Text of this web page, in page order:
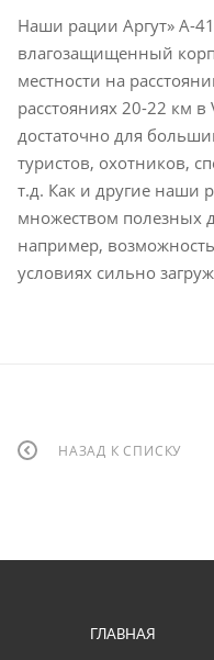
Наши рации Аргут» А-
влагозащищенный
местности на
расстояниях 20-22 км в
достаточно для
туристов, охотников,
т.д. Как и другие наши
множеством полезных
например,
условиях сильно
НАЗАД К СПИСКУ
ГЛАВНАЯ